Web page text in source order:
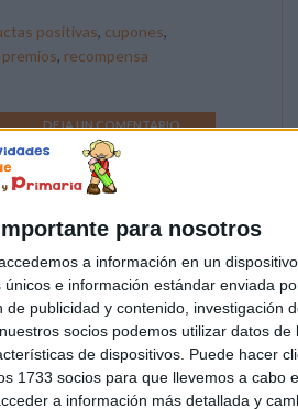
para nosotros
a información en un
e información estándar enviada
publicidad y contenido, investigación
socios podemos utilizar datos de
de dispositivos. Puede hacer
1733 socios para que llevemos a cabo
a información más detallada y
positivas, cupones,
premios, recompensa
DEJA UN COMENTARIO
para
del Abrazo, una
sobre la importancia de la
Por ese motivo, os
colección de vales para
claves o de personas